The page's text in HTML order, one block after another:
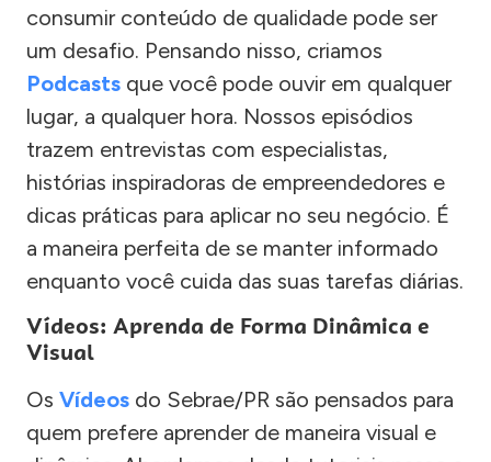
consumir conteúdo de qualidade pode ser
um desafio. Pensando nisso, criamos
Podcasts que você pode ouvir em qualquer
lugar, a qualquer hora. Nossos episódios
trazem entrevistas com especialistas,
histórias inspiradoras de empreendedores e
dicas práticas para aplicar no seu negócio. É
a maneira perfeita de se manter informado
enquanto você cuida das suas tarefas diárias.
Vídeos: Aprenda de Forma Dinâmica e
Visual
Os Vídeos do Sebrae/PR são pensados para
quem prefere aprender de maneira visual e